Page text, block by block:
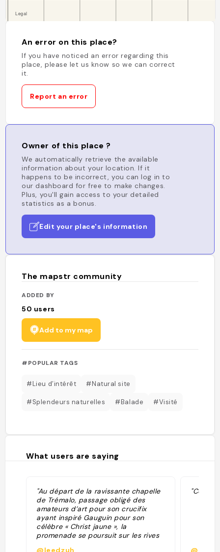
An error on this place?
If you have noticed an error regarding this
place, please let us know so we can correct
it.
Report an error
Owner of this place ?
We automatically retrieve the available
information about your location. If it
happens to be incorrect, you can log in to
our dashboard for free to make changes.
Plus, you'll gain access to your detailed
statistics as a bonus.
Edit your place's information
The mapstr community
ADDED BY
50 users
Add to my map
#POPULAR TAGS
#Lieu d’intérêt #Natural site
#Splendeurs naturelles #Balade #Visité
What users are saying
"Au départ de la ravissante chapelle
de Trémalo, passage obligé des
amateurs d’art pour son crucifix
ayant inspiré Gauguin pour son
célèbre « Christ jaune », la
promenade se poursuit sur les rives
@leedzuh
"Copie